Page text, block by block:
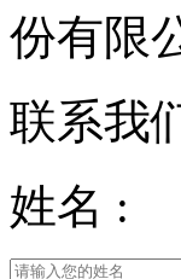
份有限
联系我
姓名 :